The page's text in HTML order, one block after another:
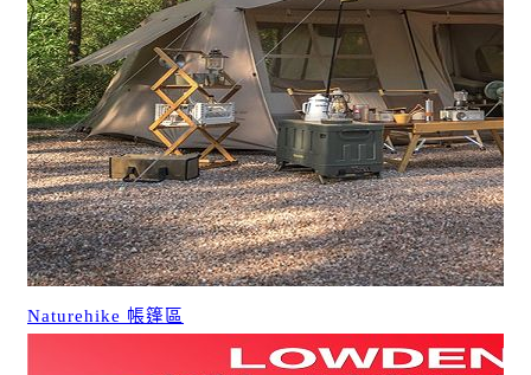
Naturehike 帳篷區